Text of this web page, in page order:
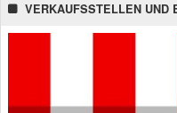
VERKAUFSSTELLEN UND